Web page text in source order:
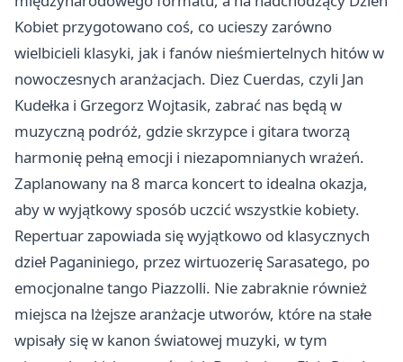
Kobiet przygotowano coś, co ucieszy zarówno
wielbicieli klasyki, jak i fanów nieśmiertelnych hitów w
nowoczesnych aranżacjach. Diez Cuerdas, czyli Jan
Kudełka i Grzegorz Wojtasik, zabrać nas będą w
muzyczną podróż, gdzie skrzypce i gitara tworzą
harmonię pełną emocji i niezapomnianych wrażeń.
Zaplanowany na 8 marca koncert to idealna okazja,
aby w wyjątkowy sposób uczcić wszystkie kobiety.
Repertuar zapowiada się wyjątkowo od klasycznych
dzieł Paganiniego, przez wirtuozerię Sarasatego, po
emocjonalne tango Piazzolli. Nie zabraknie również
miejsca na lżejsze aranżacje utworów, które na stałe
wpisały się w kanon światowej muzyki, w tym